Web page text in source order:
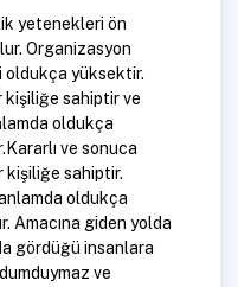
yetenekleri ön
Organizasyon
oldukça yüksektir.
kişiliğe sahiptir ve
oldukça
ve sonuca
kişiliğe sahiptir.
oldukça
Amacına giden yolda
gördüğü insanlara
ve